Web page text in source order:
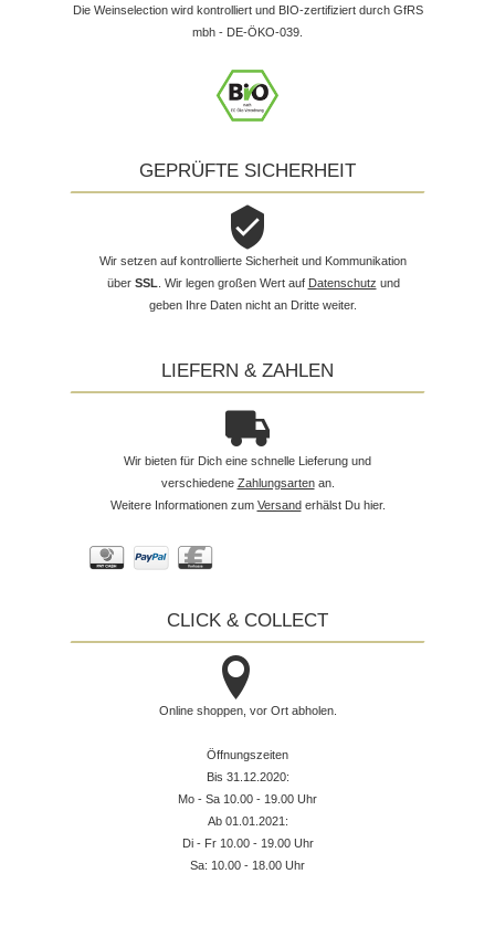
Die Weinselection wird kontrolliert und BIO-zertifiziert durch GfRS
mbh - DE-ÖKO-039.
GEPRÜFTE SICHERHEIT
Wir setzen auf kontrollierte Sicherheit und Kommunikation
über SSL . Wir legen großen Wert auf Datenschutz und
geben Ihre Daten nicht an Dritte weiter.
LIEFERN & ZAHLEN
Wir bieten für Dich eine schnelle Lieferung und
verschiedene Zahlungsartenan.
Weitere Informationen zum Versanderhälst Du hier.
CLICK & COLLECT
Online shoppen, vor Ort abholen.
Öffnungszeiten
Bis 31.12.2020:
Mo - Sa 10.00 - 19.00 Uhr
Ab 01.01.2021:
Di - Fr 10.00 - 19.00 Uhr
Sa: 10.00 - 18.00 Uhr